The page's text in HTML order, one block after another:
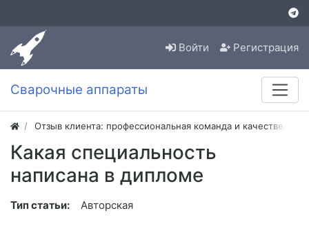
Войти Регистрация
Сварочные аппараты
Отзыв клиента: профессиональная команда и
Какая специальность
написана в дипломе
Тип статьи: Авторская